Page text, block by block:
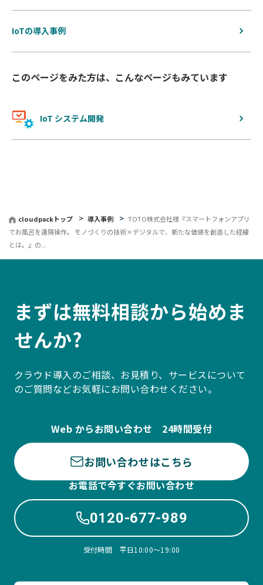
IoTの導入事例
このページをみた方は、こんなページもみています
IoT システム開発
cloudpackトップ 導入事例
TOTO株式会社様『スマートフォンアプリ
でお風呂を遠隔操作。 モノづくりの技術×デジタルで、新たな価値を創造した経緯
とは。』の...
まずは無料相談から始めま
せんか?
クラウド導入のご相談、お見積り、サービスについて
のご質問などお気軽にお問い合わせください。
Web からお問い合わせ 24時間受付
お問い合わせはこちら
お電話で今すぐお問い合わせ
0120-677-989
受付時間 平日10:00〜19:00